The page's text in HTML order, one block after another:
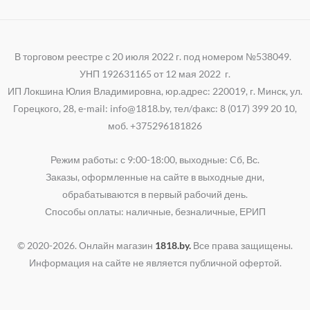
В торговом реестре с 20 июля 2022 г. под номером №538049.
УНП 192631165 от 12 мая 2022 г.
ИП Локшина Юлия Владимировна, юр.адрес: 220019, г. Минск, ул.
Горецкого, 28, e-mail: info@1818.by, тел/факс: 8 (017) 399 20 10,
моб. +375296181826
Режим работы: с 9:00-18:00, выходные: Cб, Вс.
Заказы, оформленные на сайте в выходные дни,
обрабатываются в первый рабочий день.
Способы оплаты: наличные, безналичные, ЕРИП
© 2020-2026. Онлайн магазин 1818.by. Все права защищены.
Информация на сайте не является публичной офертой.